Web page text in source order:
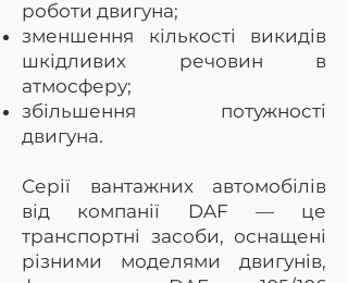
роботи двигуна;
зменшення кількості викидів
шкідливих речовин в
атмосферу;
збільшення потужності
двигуна.
Серії вантажних автомобілів
від компанії DAF — це
транспортні засоби, оснащені
різними моделями двигунів,